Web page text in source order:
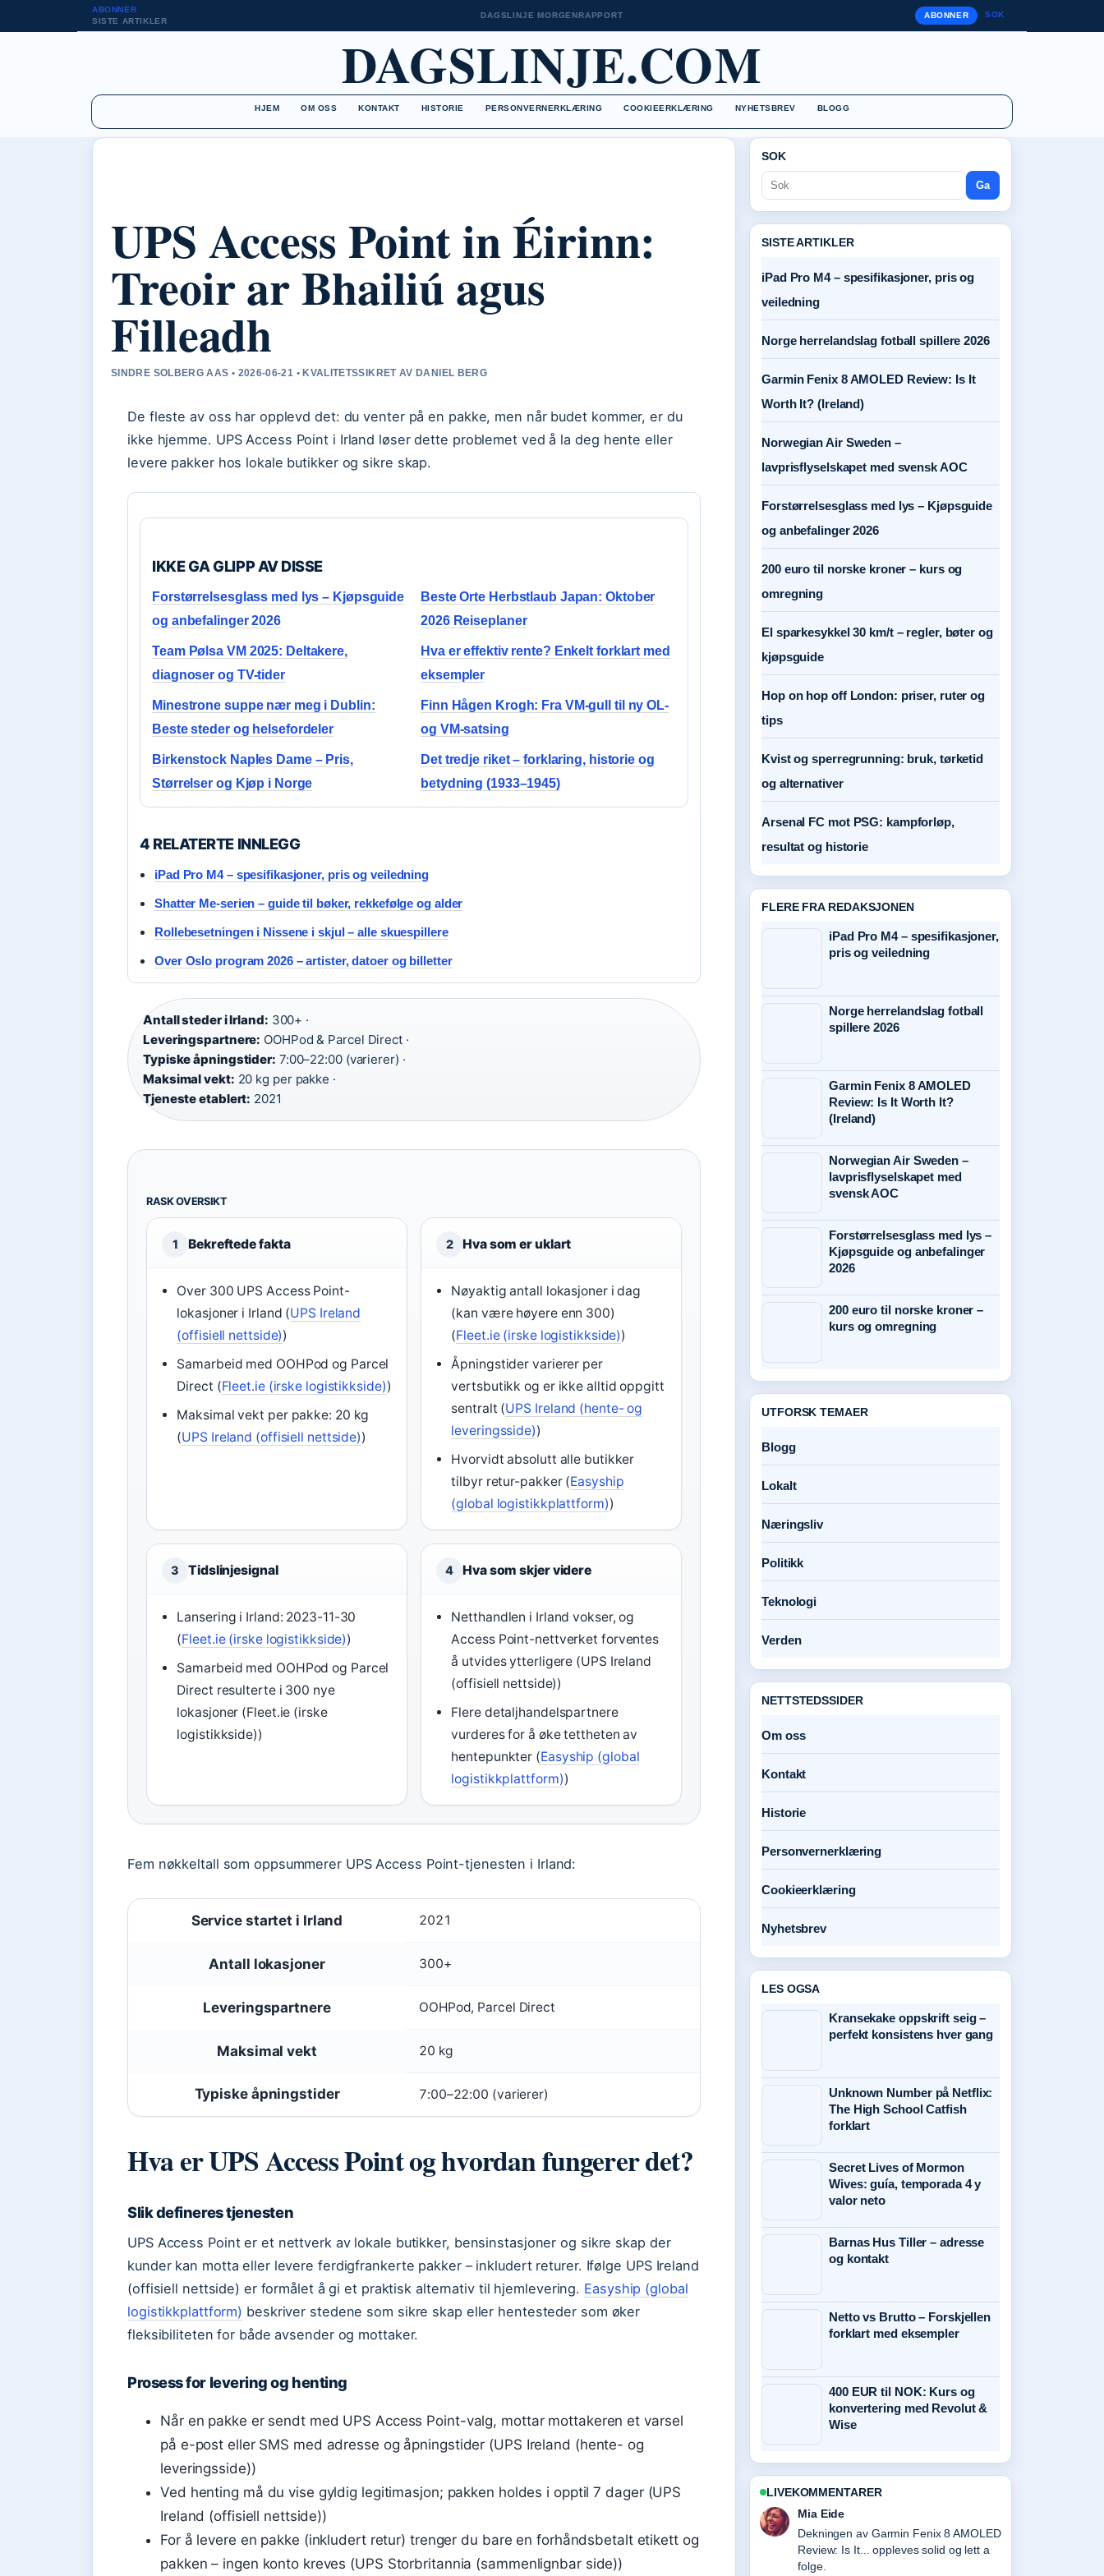
ABONNER
SISTE ARTIKLER
DAGSLINJE MORGENRAPPORT ABONNER SOK
DAGSLINJE.COM
HJEM OM OSS KONTAKT HISTORIE PERSONVERNERKLÆRING COOKIEERKLÆRING NYHETSBREV BLOGG
UPS Access Point in Éirinn:
Treoir ar Bhailiú agus
Filleadh
SINDRE SOLBERG AAS • 2026-06-21 • KVALITETSSIKRET AV DANIEL BERG
De fleste av oss har opplevd det: du venter på en pakke, men når budet kommer, er du
ikke hjemme. UPS Access Point i Irland løser dette problemet ved å la deg hente eller
levere pakker hos lokale butikker og sikre skap.
IKKE GA GLIPP AV DISSE
Forstørrelsesglass med lys – Kjøpsguide
og anbefalinger 2026
Beste Orte Herbstlaub Japan: Oktober
2026 Reiseplaner
Team Pølsa VM 2025: Deltakere,
diagnoser og TV-tider
Hva er effektiv rente? Enkelt forklart med
eksempler
Minestrone suppe nær meg i Dublin:
Beste steder og helsefordeler
Finn Hågen Krogh: Fra VM-gull til ny OL-
og VM-satsing
Birkenstock Naples Dame – Pris,
Størrelser og Kjøp i Norge
Det tredje riket – forklaring, historie og
betydning (1933–1945)
4 RELATERTE INNLEGG
iPad Pro M4 – spesifikasjoner, pris og veiledning
Shatter Me-serien – guide til bøker, rekkefølge og alder
Rollebesetningen i Nissene i skjul – alle skuespillere
Over Oslo program 2026 – artister, datoer og billetter
Antall steder i Irland: 300+ ·
Leveringspartnere: OOHPod & Parcel Direct ·
Typiske åpningstider: 7:00–22:00 (varierer) ·
Maksimal vekt: 20 kg per pakke ·
Tjeneste etablert: 2021
RASK OVERSIKT
1 Bekreftede fakta
Over 300 UPS Access Point-
lokasjoner i Irland (UPS Ireland
(offisiell nettside))
Samarbeid med OOHPod og Parcel
Direct (Fleet.ie (irske logistikkside))
Maksimal vekt per pakke: 20 kg
(UPS Ireland (offisiell nettside))
2 Hva som er uklart
Nøyaktig antall lokasjoner i dag
(kan være høyere enn 300)
(Fleet.ie (irske logistikkside))
Åpningstider varierer per
vertsbutikk og er ikke alltid oppgitt
sentralt (UPS Ireland (hente- og
leveringsside))
Hvorvidt absolutt alle butikker
tilbyr retur-pakker (Easyship
(global logistikkplattform))
3 Tidslinjesignal
Lansering i Irland: 2023-11-30
(Fleet.ie (irske logistikkside))
Samarbeid med OOHPod og Parcel
Direct resulterte i 300 nye
lokasjoner (Fleet.ie (irske
logistikkside))
4 Hva som skjer videre
Netthandlen i Irland vokser, og
Access Point-nettverket forventes
å utvides ytterligere (UPS Ireland
(offisiell nettside))
Flere detaljhandelspartnere
vurderes for å øke tettheten av
hentepunkter (Easyship (global
logistikkplattform))
Fem nøkkeltall som oppsummerer UPS Access Point-tjenesten i Irland:
Service startet i Irland 2021
Antall lokasjoner 300+
Leveringspartnere OOHPod, Parcel Direct
Maksimal vekt 20 kg
Typiske åpningstider 7:00–22:00 (varierer)
Hva er UPS Access Point og hvordan fungerer det?
Slik defineres tjenesten
UPS Access Point er et nettverk av lokale butikker, bensinstasjoner og sikre skap der
kunder kan motta eller levere ferdigfrankerte pakker – inkludert returer. Ifølge UPS Ireland
(offisiell nettside) er formålet å gi et praktisk alternativ til hjemlevering. Easyship (global
logistikkplattform) beskriver stedene som sikre skap eller hentesteder som øker
fleksibiliteten for både avsender og mottaker.
Prosess for levering og henting
Når en pakke er sendt med UPS Access Point-valg, mottar mottakeren et varsel
på e-post eller SMS med adresse og åpningstider (UPS Ireland (hente- og
leveringsside))
Ved henting må du vise gyldig legitimasjon; pakken holdes i opptil 7 dager (UPS
Ireland (offisiell nettside))
For å levere en pakke (inkludert retur) trenger du bare en forhåndsbetalt etikett og
pakken – ingen konto kreves (UPS Storbritannia (sammenlignbar side))
SOK
Ga
SISTE ARTIKLER
iPad Pro M4 – spesifikasjoner, pris og
veiledning
Norge herrelandslag fotball spillere 2026
Garmin Fenix 8 AMOLED Review: Is It
Worth It? (Ireland)
Norwegian Air Sweden –
lavprisflyselskapet med svensk AOC
Forstørrelsesglass med lys – Kjøpsguide
og anbefalinger 2026
200 euro til norske kroner – kurs og
omregning
El sparkesykkel 30 km/t – regler, bøter og
kjøpsguide
Hop on hop off London: priser, ruter og
tips
Kvist og sperregrunning: bruk, tørketid
og alternativer
Arsenal FC mot PSG: kampforløp,
resultat og historie
FLERE FRA REDAKSJONEN
iPad Pro M4 – spesifikasjoner,
pris og veiledning
Norge herrelandslag fotball
spillere 2026
Garmin Fenix 8 AMOLED
Review: Is It Worth It?
(Ireland)
Norwegian Air Sweden –
lavprisflyselskapet med
svensk AOC
Forstørrelsesglass med lys –
Kjøpsguide og anbefalinger
2026
200 euro til norske kroner –
kurs og omregning
UTFORSK TEMAER
Blogg
Lokalt
Næringsliv
Politikk
Teknologi
Verden
NETTSTEDSSIDER
Om oss
Kontakt
Historie
Personvernerklæring
Cookieerklæring
Nyhetsbrev
LES OGSA
Kransekake oppskrift seig –
perfekt konsistens hver gang
Unknown Number på Netflix:
The High School Catfish
forklart
Secret Lives of Mormon
Wives: guía, temporada 4 y
valor neto
Barnas Hus Tiller – adresse
og kontakt
Netto vs Brutto – Forskjellen
forklart med eksempler
400 EUR til NOK: Kurs og
konvertering med Revolut &
Wise
LIVEKOMMENTARER
Henrik Solberg
Sterkt verifiseringsarbeid rundt iPad Pro
M4 – spesifikasjoner, pris og.... Flere
medier burde skrive slik.